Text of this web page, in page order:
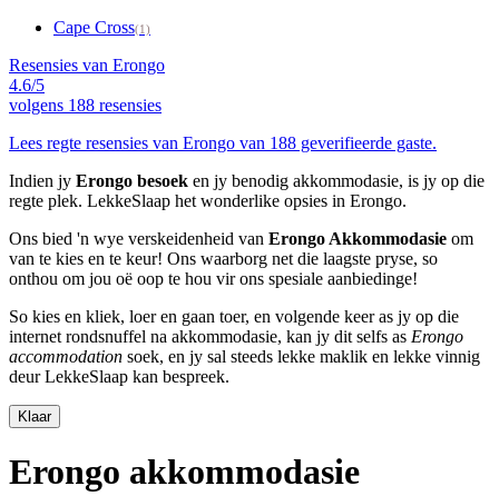
Cape Cross(1)
Resensies van Erongo
4.6/5
volgens 188 resensies
Lees regte resensies van Erongo van 188 geverifieerde gaste.
Indien jy Erongo besoek en jy benodig akkommodasie, is jy op die
regte plek. LekkeSlaap het wonderlike opsies in Erongo.
Ons bied 'n wye verskeidenheid van Erongo Akkommodasie om
van te kies en te keur! Ons waarborg net die laagste pryse, so
onthou om jou oë oop te hou vir ons spesiale aanbiedinge!
So kies en kliek, loer en gaan toer, en volgende keer as jy op die
internet rondsnuffel na akkommodasie, kan jy dit selfs as Erongo
accommodation soek, en jy sal steeds lekke maklik en lekke vinnig
deur LekkeSlaap kan bespreek.
Klaar
Erongo akkommodasie